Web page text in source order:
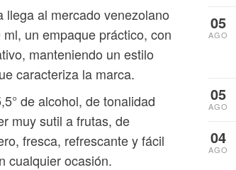
llega al mercado venezolano
un empaque práctico, con
manteniendo un estilo
caracteriza la marca.
de alcohol, de tonalidad
muy sutil a frutas, de
fresca, refrescante y fácil
cualquier ocasión.
05
AGO
05
AGO
04
AGO